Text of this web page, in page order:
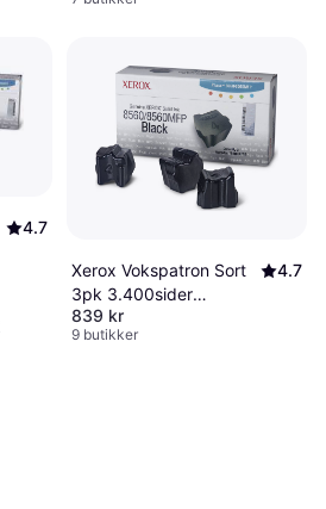
4.7
Xerox Vokspatron Sort
3pk 3.400sider
108R00726
4.7
839 kr
9 butikker